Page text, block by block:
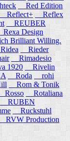
Red Edition
Reflect+
Reflex
REUBER
Rexa Design
Brilliant Willing.
Rieder
Rimadesio
1920
Rivelin
Roda
rohi
Rom & Tonik
Rosso
Rotaliana
RUBEN
Ruckstuhl
RVW Production